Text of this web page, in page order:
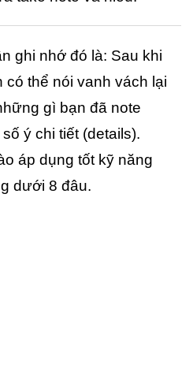
ghi nhớ đó là: Sau khi
có thể nói vanh vách lại
gì bạn đã note
ý chi tiết (details).
áp dụng tốt kỹ năng
dưới 8 đâu.